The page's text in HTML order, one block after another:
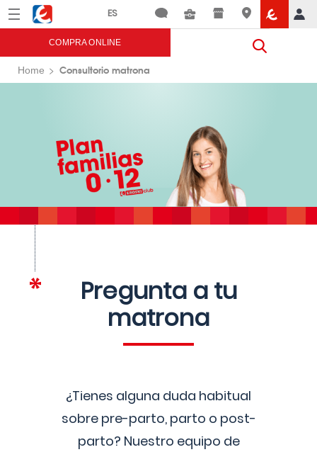
Menú Eroski
COMPRA ONLINE
Home Consultorio matrona
Pregunta a tu
matrona
¿Tienes alguna duda habitual
sobre pre-parto, parto o post-
parto? Nuestro equipo de